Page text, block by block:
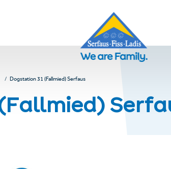
Dogstation 31 (Fallmied) Serfaus